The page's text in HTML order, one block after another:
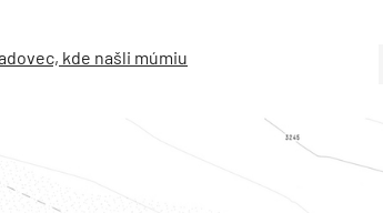
kde našli múmiu